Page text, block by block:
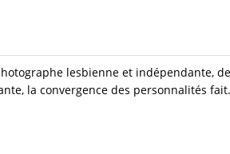
lesbienne et indépendante,
la convergence des personnalités